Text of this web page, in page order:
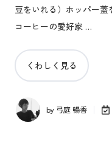
豆をいれる）ホッパー蓋
コーヒーの愛好家 …
くわしく見る
by 弓庭 暢香